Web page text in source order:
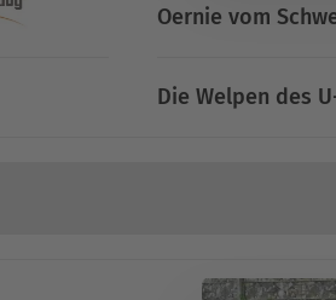
Oernie vom
Die Welpen des